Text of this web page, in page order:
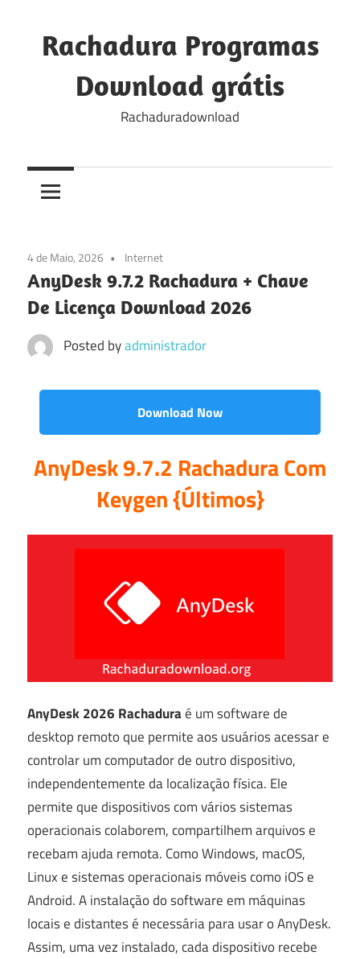
content
Rachadura Programas
Download grátis
Rachaduradownload
4 de Maio, 2026 Internet
AnyDesk 9.7.2 Rachadura + Chave
De Licença Download 2026
Posted byadministrador
Download Now
AnyDesk 9.7.2 Rachadura Com
Keygen {Últimos}
AnyDesk 2026 Rachaduraé um software de
desktop remoto que permite aos usuários acessar e
controlar um computador de outro dispositivo,
independentemente da localização física. Ele
permite que dispositivos com vários sistemas
operacionais colaborem, compartilhem arquivos e
recebam ajuda remota. Como Windows, macOS,
Linux e sistemas operacionais móveis como iOS e
Android. A instalação do software em máquinas
locais e distantes é necessária para usar o AnyDesk.
Assim, uma vez instalado, cada dispositivo recebe